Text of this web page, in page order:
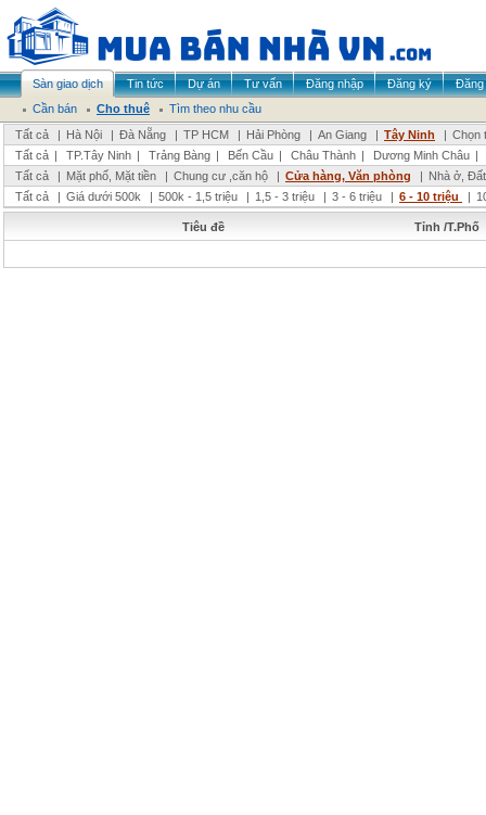
Sàn giao dịch Tin tức Dự án Tư vấn Đăng nhập Đăng ký
Đăng
Cần bán
Cho thuê
Tìm theo nhu cầu
Tất cả
| Hà Nội | Đà Nẵng | TP HCM | Hải Phòng | An Giang | Tây Ninh | Chọn
Tất cả | TP.Tây Ninh | Trảng Bàng | Bến Cầu | Châu Thành | Dương Minh Châu |
Tất cả
| Mặt phố, Mặt tiền | Chung cư ,căn hộ | Cửa hàng, Văn phòng | Nhà ở,
Tất cả
| Giá dưới 500k | 500k - 1,5 triệu | 1,5 - 3 triệu | 3 - 6 triệu | 6 - 10 triệu |
Tiêu đề Tỉnh /T.Phố